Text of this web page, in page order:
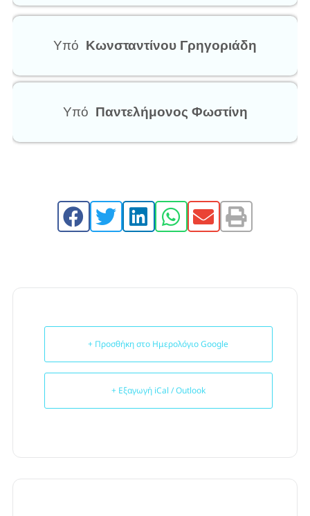
Υπό Κωνσταντίνου Γρηγοριάδη
Υπό Παντελήμονος Φωστίνη
+ Προσθήκη στο Ημερολόγιο Google
+ Εξαγωγή iCal / Outlook